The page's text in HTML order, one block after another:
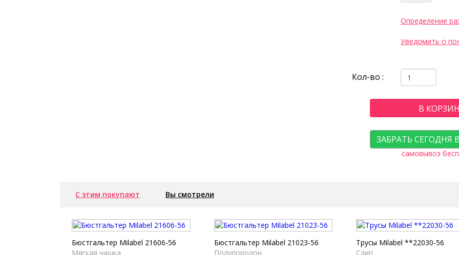
Определение
Уведомить о
Кол-во :
В
ЗАБРАТЬ СЕГОДНЯ
самовывоз
С этим покупают Вы смотрели
Бюстгальтер Milabel 21606-56
Мягкая чашка
Бюстгальтер Milabel 21023-56
Полупоролон
Трусы Milabel **22030-56
Слип